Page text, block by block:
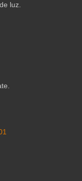
luz.